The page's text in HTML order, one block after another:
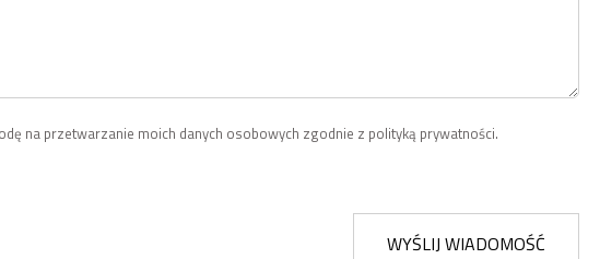
na przetwarzanie moich danych osobowych zgodnie z polityką prywatności.
WYŚLIJ WIADOMOŚĆ